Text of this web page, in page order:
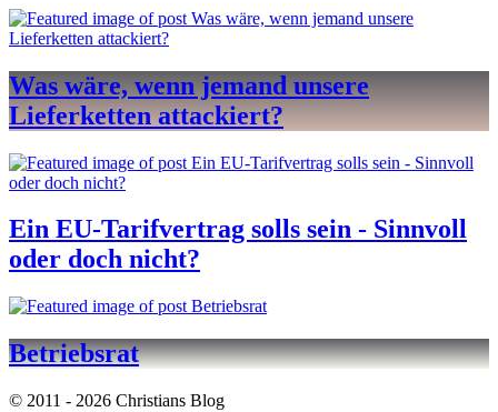
Was wäre, wenn jemand unsere
Lieferketten attackiert?
Ein EU-Tarifvertrag solls sein - Sinnvoll
oder doch nicht?
Betriebsrat
© 2011 - 2026 Christians Blog